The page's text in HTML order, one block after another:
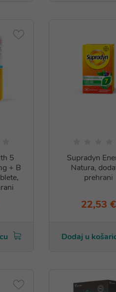
5
+ B
Supradyn
Natura,
prehrani
22,53 €
Dodaj u